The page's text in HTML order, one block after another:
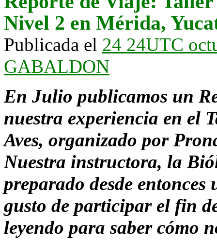
Nivel 2 en Mérida,
Publicada el 24 24UTC
GABALDON
En Julio publicamos un
nuestra experiencia en el
Aves, organizado por
Nuestra instructora, la
preparado desde
gusto de participar el fin
leyendo para saber cómo